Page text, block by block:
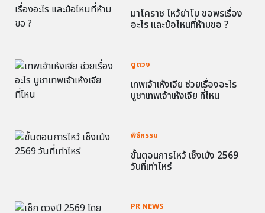
มาโคราช ไหว้ย่าโม ขอพรเรื่อง
อะไร และข้อไหนที่ห้ามขอ ?
ดูดวง
เทพเจ้าเห้งเจีย ช่วยเรื่องอะไร
บูชาเทพเจ้าเห้งเจีย ที่ไหน
พิธีกรรม
ขั้นตอนการไหว้ เช็งเม้ง 2569
วันที่เท่าไหร่
PR NEWS